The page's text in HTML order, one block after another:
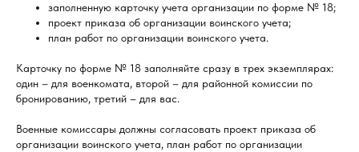
заполненную карточку учета организации по форме № 18;
проект приказа об организации воинского учета;
план работ по организации воинского учета.
Карточку по форме № 18 заполняйте сразу в трех экземплярах:
один – для военкомата, второй – для районной комиссии по
бронированию, третий – для вас.
Военные комиссары должны согласовать проект приказа об
организации воинского учета, план работ по организации